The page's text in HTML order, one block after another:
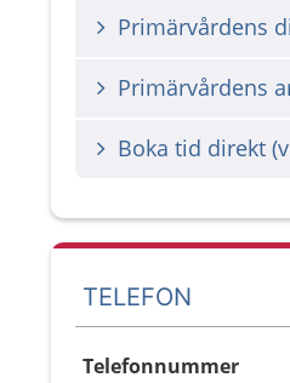
Primärvårdens
Primärvårdens
Boka tid direkt
TELEFON
Telefonnummer